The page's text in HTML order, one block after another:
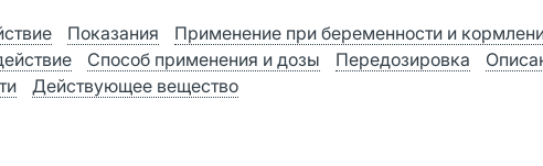
Показания
Применение при беременности и
Способ применения и дозы Передозировка
Действующее вещество